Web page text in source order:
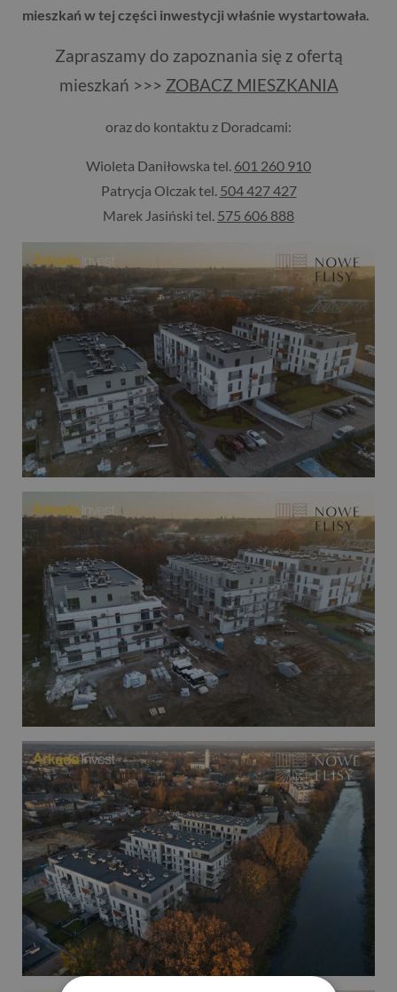
mieszkań w tej części inwestycji właśnie wystartowała.
Zapraszamy do zapoznania się z ofertą
mieszkań >>> ZOBACZ MIESZKANIA
oraz do kontaktu z Doradcami:
Wioleta Daniłowska tel. 601 260 910
Patrycja Olczak tel. 504 427 427
Marek Jasiński tel. 575 606 888